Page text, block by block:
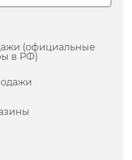
(официальные
в РФ)